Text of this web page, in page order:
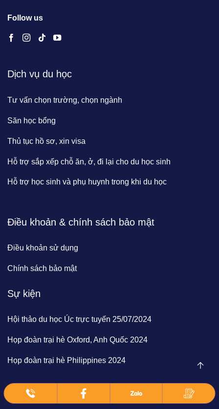
Follow us
Dịch vụ du học
Tư vấn chọn trường, chọn ngành
Săn học bổng
Thủ tục hồ sơ, xin visa
Hỗ trợ sắp xếp chỗ ăn, ở, đi lại cho du học sinh
Hỗ trợ học sinh và phụ huynh trong khi du học
Điều khoản & chính sách bảo mật
Điều khoản sử dụng
Chính sách bảo mật
Sự kiện
Hội thảo du học Úc trực tuyến 25/07/2024
Họp đoàn trại hè Oxford, Anh Quốc 2024
Họp đoàn trại hè Philippines 2024
© 2024 | BrainClick Vietnam